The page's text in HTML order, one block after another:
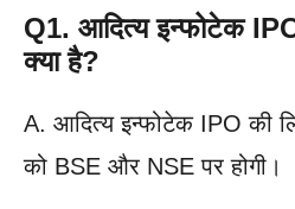
Q1. आदित्य इन्फोटेक
क्या है?
A. आदित्य इन्फोटेक IPO की
को BSE और NSE पर होगी।